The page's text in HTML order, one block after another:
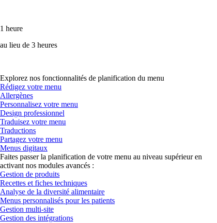
1 heure
au lieu de 3 heures
Explorez nos fonctionnalités de planification du menu
Rédigez votre menu
Allergènes
Personnalisez votre menu
Design professionnel
Traduisez votre menu
Traductions
Partagez votre menu
Menus digitaux
Faites passer la planification de votre menu au niveau supérieur en
activant nos modules avancés :
Gestion de produits
Recettes et fiches techniques
Analyse de la diversité alimentaire
Menus personnalisés pour les patients
Gestion multi-site
Gestion des intégrations